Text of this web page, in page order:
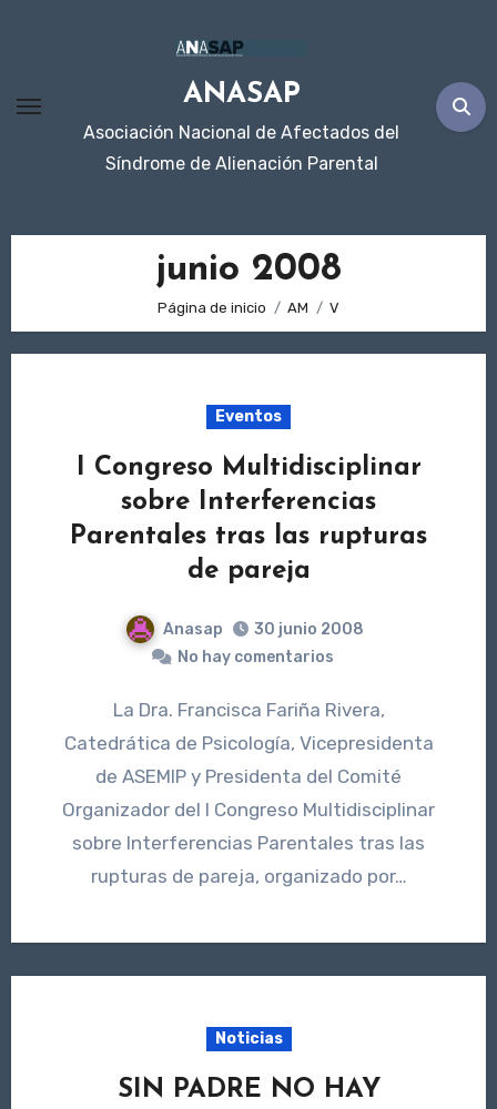
ANASAP
Asociación Nacional de Afectados del
Síndrome de Alienación Parental
junio 2008
Página de inicio AM V
Eventos
I Congreso Multidisciplinar
sobre Interferencias
Parentales tras las rupturas
de pareja
Anasap
30 junio 2008
No hay comentarios
La Dra. Francisca Fariña Rivera,
Catedrática de Psicología, Vicepresidenta
de ASEMIP y Presidenta del Comité
Organizador del I Congreso Multidisciplinar
sobre Interferencias Parentales tras las
rupturas de pareja, organizado por…
Noticias
SIN PADRE NO HAY